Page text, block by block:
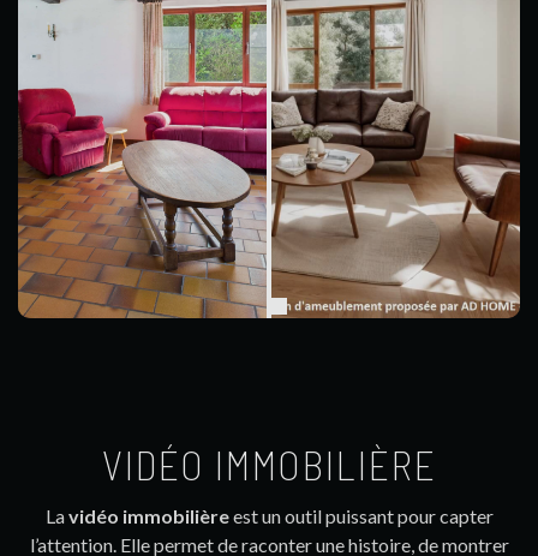
VIDÉO IMMOBILIÈRE
Lavidéo immobilièreest un outil puissant pour capter
l’attention. Elle permet de raconter une histoire, de montrer